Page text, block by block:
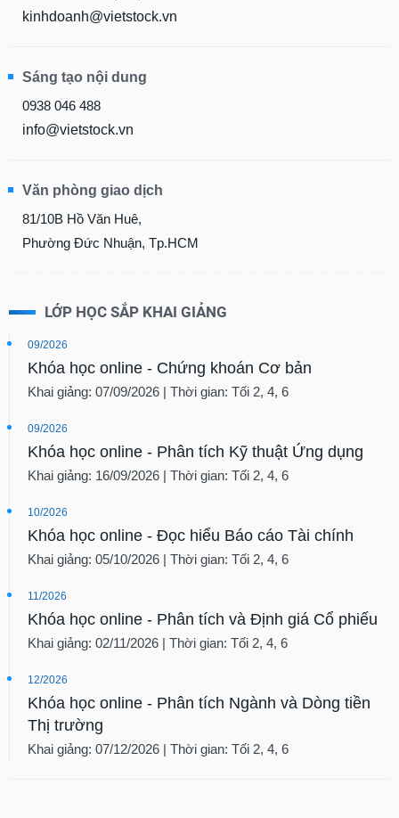
kinhdoanh@vietstock.vn
Sáng tạo nội dung
0938 046 488
info@vietstock.vn
Văn phòng giao dịch
81/10B Hồ Văn Huê,
Phường Đức Nhuận, Tp.HCM
LỚP HỌC SẮP KHAI GIẢNG
09/2026
Khóa học online - Chứng khoán Cơ bản
Khai giảng: 07/09/2026 | Thời gian: Tối 2, 4, 6
09/2026
Khóa học online - Phân tích Kỹ thuật Ứng dụng
Khai giảng: 16/09/2026 | Thời gian: Tối 2, 4, 6
10/2026
Khóa học online - Đọc hiểu Báo cáo Tài chính
Khai giảng: 05/10/2026 | Thời gian: Tối 2, 4, 6
11/2026
Khóa học online - Phân tích và Định giá Cổ phiếu
Khai giảng: 02/11/2026 | Thời gian: Tối 2, 4, 6
12/2026
Khóa học online - Phân tích Ngành và Dòng tiền
Thị trường
Khai giảng: 07/12/2026 | Thời gian: Tối 2, 4, 6
chính
Công
cụ
Truyền
Dữ